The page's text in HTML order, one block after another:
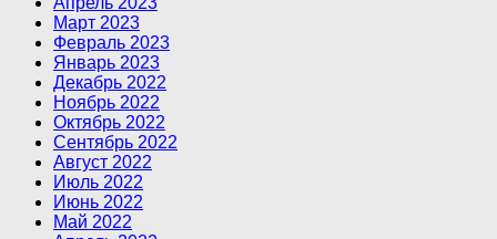
Март 2023
Февраль 2023
Январь 2023
Декабрь 2022
Ноябрь 2022
Октябрь 2022
Сентябрь 2022
Август 2022
Июль 2022
Июнь 2022
Май 2022